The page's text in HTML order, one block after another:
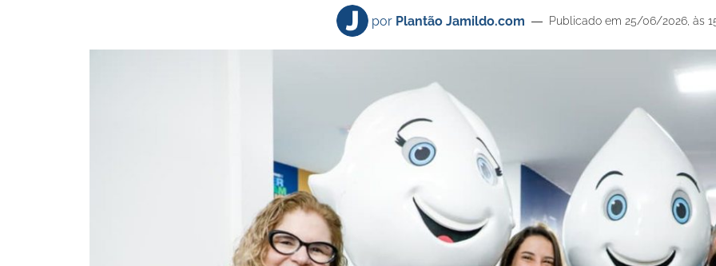
por Plantão Jamildo.com Publicado em 25/06/2026, às